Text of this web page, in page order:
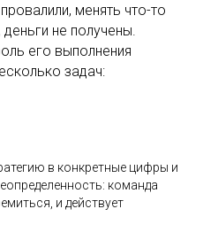
менять что-то
не получены.
его выполнения
задач:
в конкретные цифры и
команда
и действует